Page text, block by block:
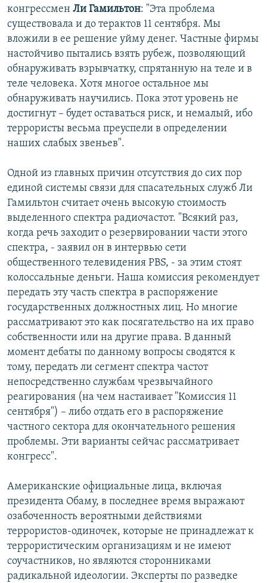
конгрессмен Ли Гамильтон: "Эта проблема
существовала и до терактов 11 сентября. Мы
вложили в ее решение уйму денег. Частные фирмы
настойчиво пытались взять рубеж, позволяющий
обнаруживать взрывчатку, спрятанную на теле и в
теле человека. Хотя многое остальное мы
обнаруживать научились. Пока этот уровень не
достигнут – будет оставаться риск, и немалый, ибо
террористы весьма преуспели в определении
наших слабых звеньев".
Одной из главных причин отсутствия до сих пор
единой системы связи для спасательных служб Ли
Гамильтон считает очень высокую стоимость
выделенного спектра радиочастот. "Всякий раз,
когда речь заходит о резервировании части этого
спектра, - заявил он в интервью сети
общественного телевидения PBS, - за этим стоят
колоссальные деньги. Наша комиссия рекомендует
передать эту часть спектра в распоряжение
государственных должностных лиц. Но многие
рассматривают это как посягательство на их право
собственности или на другие права. В данный
момент дебаты по данному вопросы сводятся к
тому, передать ли сегмент спектра частот
непосредственно службам чрезвычайного
реагирования (на чем настаивает "Комиссия 11
сентября") – либо отдать его в распоряжение
частного сектора для окончательного решения
проблемы. Эти варианты сейчас рассматривает
конгресс".
Американские официальные лица, включая
президента Обаму, в последнее время выражают
озабоченность вероятными действиями
террористов-одиночек, которые не принадлежат к
террористическим организациям и не имеют
соучастников, но являются сторонниками
радикальной идеологии. Эксперты по разведке